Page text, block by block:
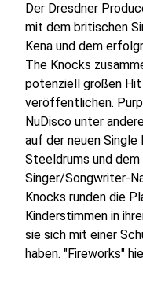
Der Dresdner
mit dem britischen
Kena und dem
The Knocks
potenziell großen Hit
veröffentlichen.
NuDisco unter
auf der neuen Single
Steeldrums und
Singer/Songwriter-
Knocks runden die
Kinderstimmen in
sie sich mit einer
haben. "Fireworks"